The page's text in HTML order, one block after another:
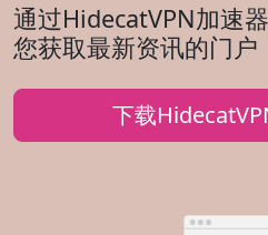
通过HidecatVPN加速
您获取最新资讯的门户
下载